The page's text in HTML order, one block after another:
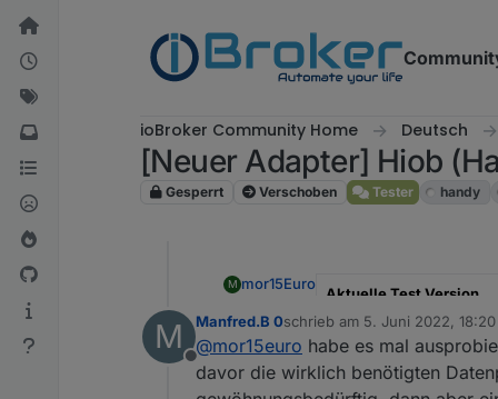
Weiter zum Inhalt
ioBroker Community Home Deutsch
[Neuer Adapter] Hiob
Gesperrt Verschoben Tester handy
M mor15Euro
Aktuelle Test Version
Veröffentlichungsdatum
Github Link
M
Offline
Manfred.B 0schrieb am 5. Juni 2022, 18:20
zuletzt editiert von
@mor15euro habe es mal
davor die wirklich benötigten